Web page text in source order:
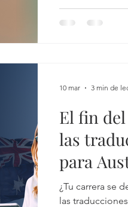
10% OFF en
totalmente
El fin
las
para
proceso
¿Tu carrera se
las
10 mar 3 min de